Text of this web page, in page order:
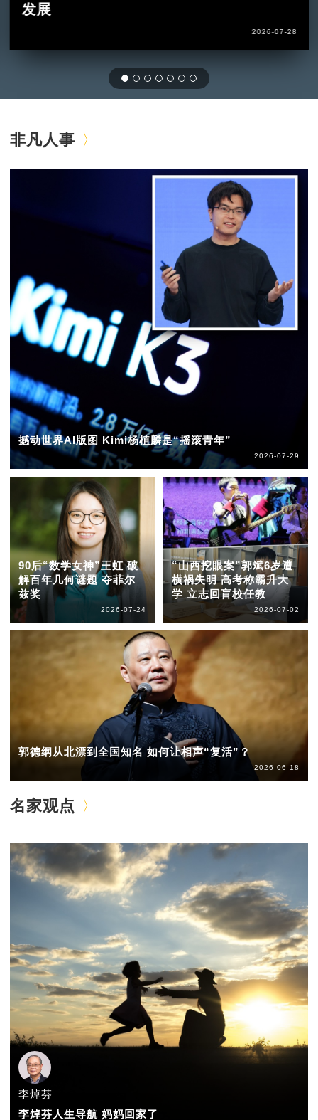
发展
2026-07-28
非凡人事
撼动世界AI版图 Kimi杨植麟是“摇滚青年”
2026-07-29
90后“数学女神”王虹 破
解百年几何谜题 夺菲尔
兹奖
2026-07-24
“山西挖眼案”郭斌6岁遭
横祸失明 高考称霸升大
学 立志回盲校任教
2026-07-02
郭德纲从北漂到全国知名 如何让相声“复活”？
2026-06-18
名家观点
李焯芬
李焯芬人生导航 妈妈回家了